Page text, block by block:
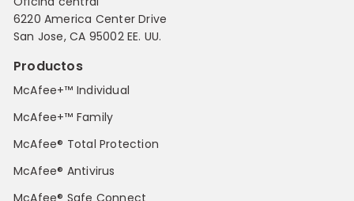
6220 America Center Drive
San Jose, CA 95002 EE. UU.
Productos
McAfee+™ Individual
McAfee+™ Family
McAfee® Total Protection
McAfee® Antivirus